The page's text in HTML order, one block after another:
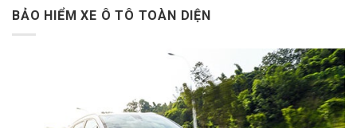
BẢO HIỂM XE Ô TÔ TOÀN DIỆN